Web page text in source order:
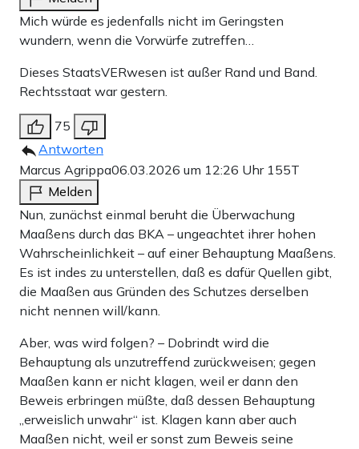
Mich würde es jedenfalls nicht im Geringsten
wundern, wenn die Vorwürfe zutreffen…
Dieses StaatsVERwesen ist außer Rand und Band.
Rechtsstaat war gestern.
75
Antworten
Marcus Agrippa06.03.2026 um 12:26 Uhr 155T
Melden
Nun, zunächst einmal beruht die Überwachung
Maaßens durch das BKA – ungeachtet ihrer hohen
Wahrscheinlichkeit – auf einer Behauptung Maaßens.
Es ist indes zu unterstellen, daß es dafür Quellen gibt,
die Maaßen aus Gründen des Schutzes derselben
nicht nennen will/kann.
Aber, was wird folgen? – Dobrindt wird die
Behauptung als unzutreffend zurückweisen; gegen
Maaßen kann er nicht klagen, weil er dann den
Beweis erbringen müßte, daß dessen Behauptung
„erweislich unwahr“ ist. Klagen kann aber auch
Maaßen nicht, weil er sonst zum Beweis seine